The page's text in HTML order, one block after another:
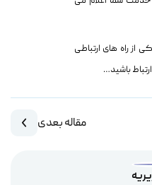
از راه های ارتباطی
مقاله بعدی